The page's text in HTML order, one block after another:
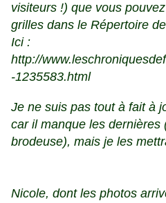
visiteurs !) que vous
grilles dans le Répertoire
Ici :
http://
-1235583.html
Je ne suis pas tout à fait à
car il manque les dernières
brodeuse), mais je les
Nicole, dont les photos